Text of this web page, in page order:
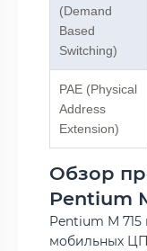
(Demand
Based
Switching)
PAE (Physical
Address
Extension)
Обзор
Pentium
Pentium M
мобильных